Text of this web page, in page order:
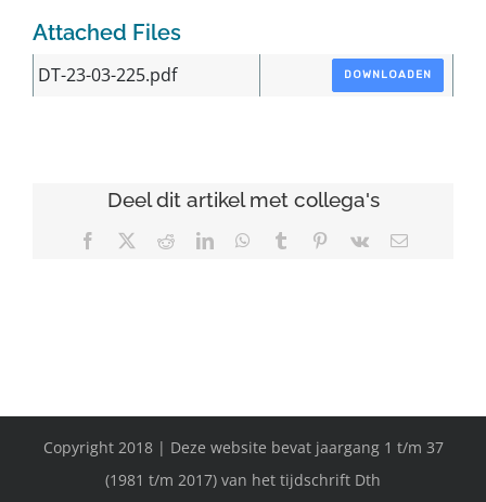
Attached Files
DT-23-03-225.pdf DOWNLOADEN
Deel dit artikel met collega's
Facebook RedditLinkedInWhatsApp
Tumblr Pinterest
Vk
E-
Copyright 2018 | Deze website bevat jaargang 1 t/m 37
(1981 t/m 2017) van het tijdschrift Dth